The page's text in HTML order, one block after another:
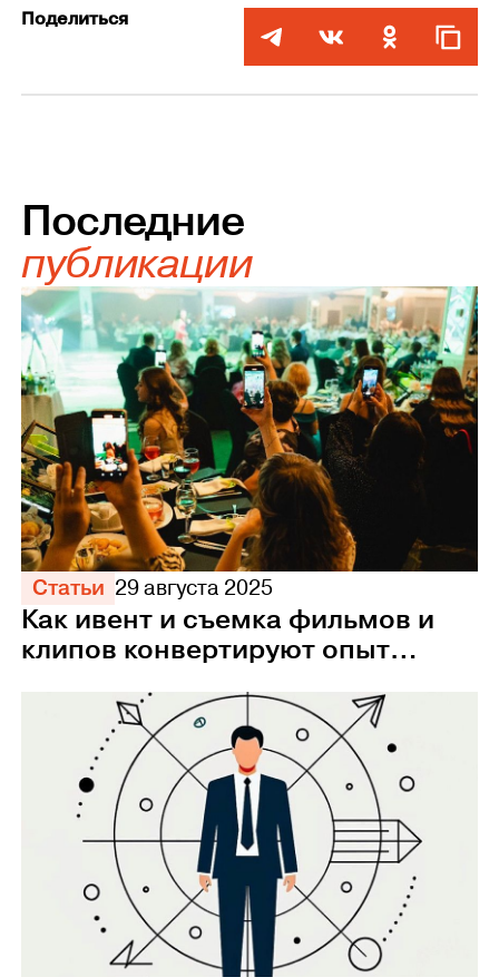
Поделиться
Последние
публикации
Статьи 29 августа 2025
Как ивент и съемка фильмов и
клипов конвертируют опыт